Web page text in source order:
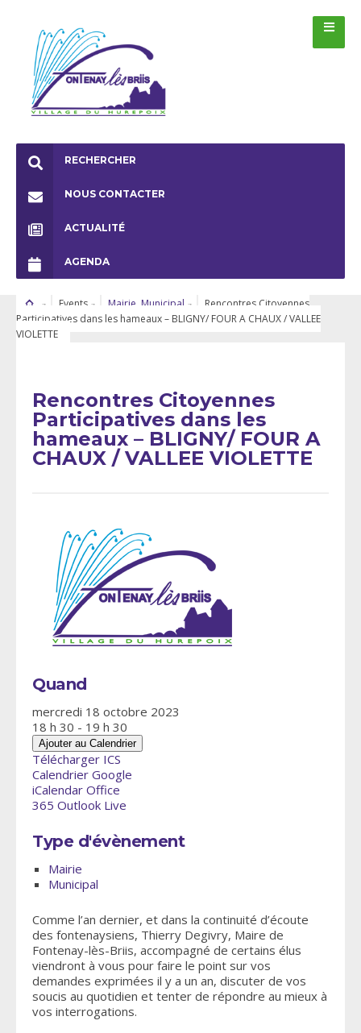
RECHERCHER
NOUS CONTACTER
ACTUALITÉ
AGENDA
Events Mairie Municipal
Rencontres Citoyennes
Participatives dans les hameaux – BLIGNY/ FOUR A CHAUX / VALLEE
VIOLETTE
Rencontres Citoyennes
Participatives dans les
hameaux – BLIGNY/ FOUR A
CHAUX / VALLEE VIOLETTE
Quand
mercredi 18 octobre 2023
18 h 30 - 19 h 30
Ajouter au Calendrier
Télécharger ICS
Calendrier Google
iCalendar Office
365 Outlook Live
Type d'évènement
Mairie
Municipal
Comme l’an dernier, et dans la continuité d’écoute
des fontenaysiens, Thierry Degivry, Maire de
Fontenay-lès-Briis, accompagné de certains élus
viendront à vous pour faire le point sur vos
demandes exprimées il y a un an, discuter de vos
soucis au quotidien et tenter de répondre au mieux à
vos interrogations.